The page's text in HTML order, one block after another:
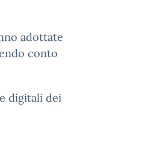
adottate
conto
digitali dei